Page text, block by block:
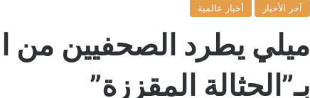
آخر الأخبار أخبار عالمية
ميلي يطرد الصحفيين من
بـ”الحثالة المقززة”